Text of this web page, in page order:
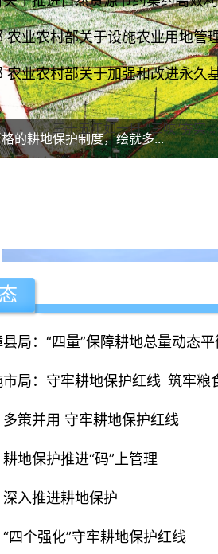
格的耕地保护制度，绘就多...
农业农村部关于设施农业用地管
农业农村部关于加强和改进永久
三十五年如一日 “三咬”夯实...
麻城市：2015年度占补专题片
局：“四量”保障耕地总量动态平
市局：守牢耕地保护红线 筑牢粮
策并用 守牢耕地保护红线
地保护推进“码”上管理
入推进耕地保护
四个强化”守牢耕地保护红线